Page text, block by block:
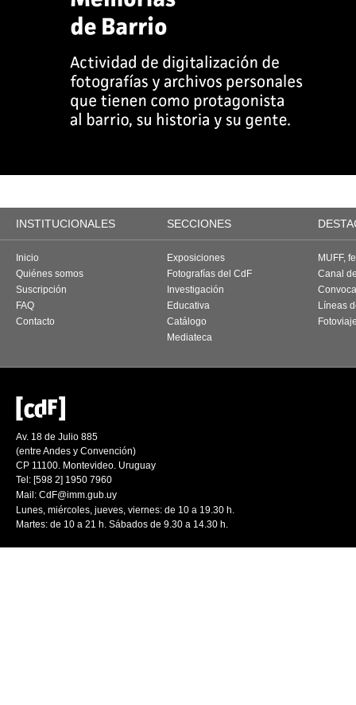
INSTITUCIONALES SECCIONES
Inicio
Quiénes somos
Suscripción
FAQ
Contacto
Exposiciones
Fotografías del CdF
Investigación
Educativa
Catálogo
Mediateca
MUFF,
Canal
Líneas
Av. 18 de Julio 885
(entre Andes y Convención)
CP 11100. Montevideo. Uruguay
Tel: [598 2] 1950 7960
Mail: CdF@imm.gub.uy
Lunes, miércoles, jueves, viernes: de 10 a 19.30 h.
Martes: de 10 a 21 h. Sábados de 9.30 a 14.30 h.